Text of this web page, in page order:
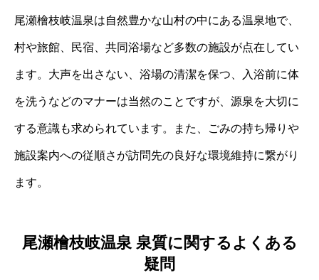
尾瀬檜枝岐温泉は自然豊かな山村の中にある温泉地で、
村や旅館、民宿、共同浴場など多数の施設が点在してい
ます。大声を出さない、浴場の清潔を保つ、入浴前に体
を洗うなどのマナーは当然のことですが、源泉を大切に
する意識も求められています。また、ごみの持ち帰りや
施設案内への従順さが訪問先の良好な環境維持に繋がり
ます。
尾瀬檜枝岐温泉 泉質に関するよくある
疑問